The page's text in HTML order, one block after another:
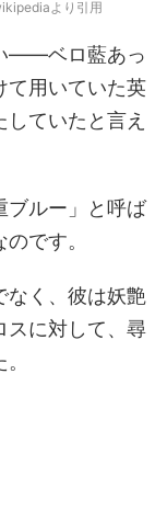
より引用
――ベロ藍あっ
て用いていた英
ていたと言え
ブルー」と呼ば
です。
なく、彼は妖艶
スに対して、尋